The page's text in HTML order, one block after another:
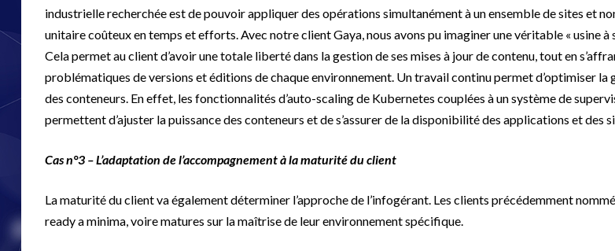
industrielle recherchée est de pouvoir appliquer des opérations simultanément à un ensemble de sites et
unitaire coûteux en temps et efforts. Avec notre client Gaya, nous avons pu imaginer une véritable « usine à
Cela permet au client d’avoir une totale liberté dans la gestion de ses mises à jour de contenu, tout en
problématiques de versions et éditions de chaque environnement. Un travail continu permet d’optimiser la
des conteneurs. En effet, les fonctionnalités d’auto-scaling de Kubernetes couplées à un système de
permettent d’ajuster la puissance des conteneurs et de s’assurer de la disponibilité des applications et des
Cas n°3 – L’adaptation de l’accompagnement à la maturité du client
La maturité du client va également déterminer l’approche de l’infogérant. Les clients précédemment
ready a minima, voire matures sur la maîtrise de leur environnement spécifique.